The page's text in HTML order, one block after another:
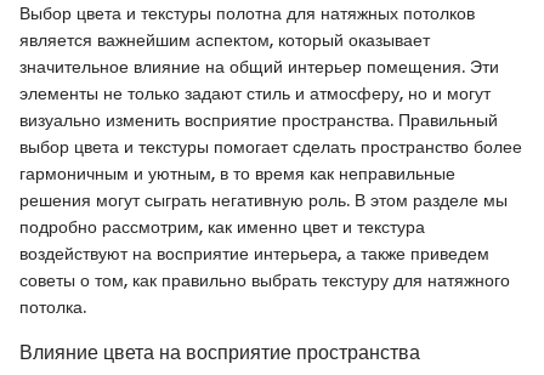
Выбор цвета и текстуры полотна для натяжных потолков
является важнейшим аспектом, который оказывает
значительное влияние на общий интерьер помещения. Эти
элементы не только задают стиль и атмосферу, но и могут
визуально изменить восприятие пространства. Правильный
выбор цвета и текстуры помогает сделать пространство более
гармоничным и уютным, в то время как неправильные
решения могут сыграть негативную роль. В этом разделе мы
подробно рассмотрим, как именно цвет и текстура
воздействуют на восприятие интерьера, а также приведем
советы о том, как правильно выбрать текстуру для натяжного
потолка.
Влияние цвета на восприятие пространства